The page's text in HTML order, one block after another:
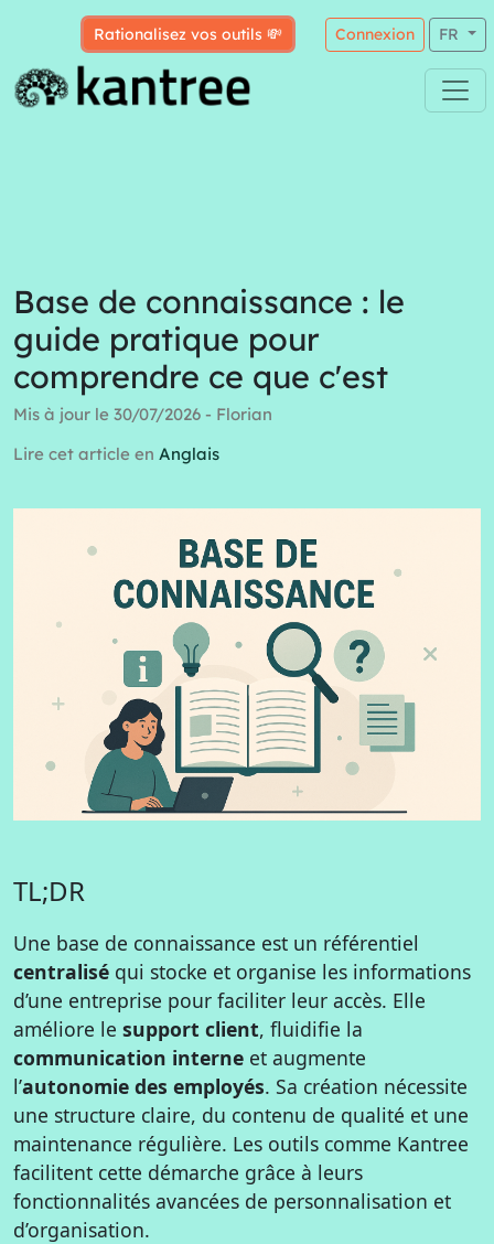
Rationalisez vos outils 💸 Connexion FR
Base de connaissance : le
guide pratique pour
comprendre ce que c'est
Mis à jour le 30/07/2026 - Florian
Lire cet article en Anglais
TL;DR
Une base de connaissance est un référentiel
centralisé qui stocke et organise les informations
d’une entreprise pour faciliter leur accès. Elle
améliore le support client, fluidifie la
communication interne et augmente
l’autonomie des employés. Sa création nécessite
une structure claire, du contenu de qualité et une
maintenance régulière. Les outils comme Kantree
facilitent cette démarche grâce à leurs
fonctionnalités avancées de personnalisation et
d’organisation.